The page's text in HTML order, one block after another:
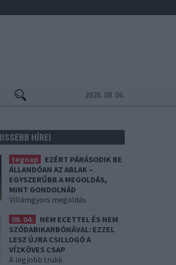
2026. 08. 06.
HÍREI
tegnap
EZÉRT PÁRÁSODIK BE
ÁLLANDÓAN AZ ABLAK –
EGYSZERŰBB A MEGOLDÁS,
MINT GONDOLNÁD
Villámgyors megoldás
08. 04.
NEM ECETTEL ÉS NEM
SZÓDABIKARBÓNÁVAL: EZZEL
LESZ ÚJRA CSILLOGÓ A
VÍZKÖVES CSAP
A legjobb trükk